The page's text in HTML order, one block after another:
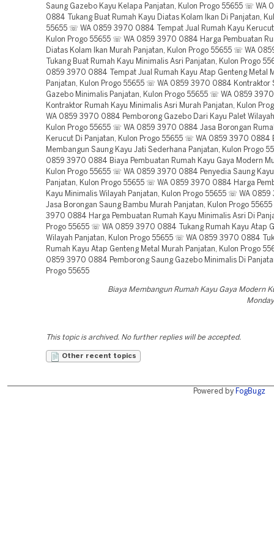
Saung Gazebo Kayu Kelapa Panjatan, Kulon Progo 55655 ☏ WA
0884 Tukang Buat Rumah Kayu Diatas Kolam Ikan Di Panjatan,
55655 ☏ WA 0859 3970 0884 Tempat Jual Rumah Kayu Kerucut
Kulon Progo 55655 ☏ WA 0859 3970 0884 Harga Pembuatan
Diatas Kolam Ikan Murah Panjatan, Kulon Progo 55655 ☏ WA
Tukang Buat Rumah Kayu Minimalis Asri Panjatan, Kulon Progo
0859 3970 0884 Tempat Jual Rumah Kayu Atap Genteng Metal
Panjatan, Kulon Progo 55655 ☏ WA 0859 3970 0884 Kontraktor
Gazebo Minimalis Panjatan, Kulon Progo 55655 ☏ WA 0859
Kontraktor Rumah Kayu Minimalis Asri Murah Panjatan, Kulon
WA 0859 3970 0884 Pemborong Gazebo Dari Kayu Palet
Kulon Progo 55655 ☏ WA 0859 3970 0884 Jasa Borongan
Kerucut Di Panjatan, Kulon Progo 55655 ☏ WA 0859 3970 0884
Membangun Saung Kayu Jati Sederhana Panjatan, Kulon Progo
0859 3970 0884 Biaya Pembuatan Rumah Kayu Gaya Modern
Kulon Progo 55655 ☏ WA 0859 3970 0884 Penyedia Saung
Panjatan, Kulon Progo 55655 ☏ WA 0859 3970 0884 Harga
Kayu Minimalis Wilayah Panjatan, Kulon Progo 55655 ☏ WA
Jasa Borongan Saung Bambu Murah Panjatan, Kulon Progo
3970 0884 Harga Pembuatan Rumah Kayu Minimalis Asri Di
Progo 55655 ☏ WA 0859 3970 0884 Tukang Rumah Kayu Atap
Wilayah Panjatan, Kulon Progo 55655 ☏ WA 0859 3970 0884
Rumah Kayu Atap Genteng Metal Murah Panjatan, Kulon Progo
0859 3970 0884 Pemborong Saung Gazebo Minimalis Di
Progo 55655
Biaya Membangun Rumah Kayu Gaya Modern
This topic is archived. No further replies will be accepted.
Other recent topics
Powered by FogBugz